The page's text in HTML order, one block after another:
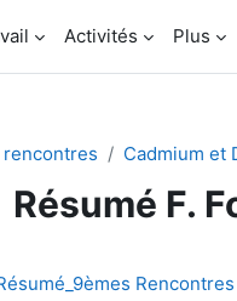
Activités Plus
rencontres Cadmium et
Résumé F.